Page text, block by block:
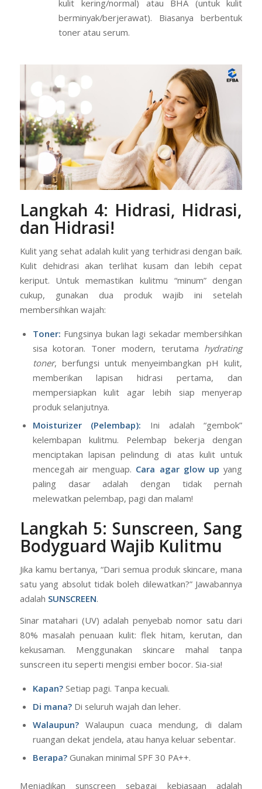
Eksfoliasi Kimia:Menggunakan produk
dengan kandungan asam seperti AHA (untuk
kulit kering/normal) atau BHA (untuk kulit
toner atau serum.
Langkah 4: Hidrasi, Hidrasi,
dan Hidrasi!
Kulit yang sehat adalah kulit yang terhidrasi dengan baik.
Kulit dehidrasi akan terlihat kusam dan lebih cepat
keriput. Untuk memastikan kulitmu “minum” dengan
cukup, gunakan dua produk wajib ini setelah
membersihkan wajah:
Toner: Fungsinya bukan lagi sekadar membersihkan
sisa kotoran. Toner modern, terutamahydrating
toner, berfungsi untuk menyeimbangkan pH kulit,
memberikan lapisan hidrasi pertama, dan
mempersiapkan kulit agar lebih siap menyerap
produk selanjutnya.
Moisturizer (Pelembap):Ini adalah “gembok”
kelembapan kulitmu. Pelembap bekerja dengan
menciptakan lapisan pelindung di atas kulit untuk
mencegah air menguap.Cara agar glow up
melewatkan pelembap, pagi dan malam!
Langkah 5: Sunscreen, Sang
Bodyguard Wajib Kulitmu
Jika kamu bertanya, “Dari semua produk skincare, mana
satu yang absolut tidak boleh dilewatkan?” Jawabannya
adalahSUNSCREEN.
Sinar matahari (UV) adalah penyebab nomor satu dari
80% masalah penuaan kulit: flek hitam, kerutan, dan
kekusaman. Menggunakan skincare mahal tanpa
Kapan?Setiap pagi. Tanpa kecuali.
Di mana?Di seluruh wajah dan leher.
Walaupun?Walaupun cuaca mendung, di dalam